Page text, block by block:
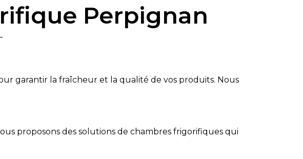
Perpignan
garantir la fraîcheur et la qualité de vos produits. Nous
proposons des solutions de chambres frigorifiques qui